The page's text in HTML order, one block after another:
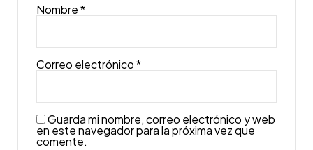
Nombre*
Correo electrónico*
Guarda mi nombre, correo electrónico y web
en este navegador para la próxima vez que
comente.